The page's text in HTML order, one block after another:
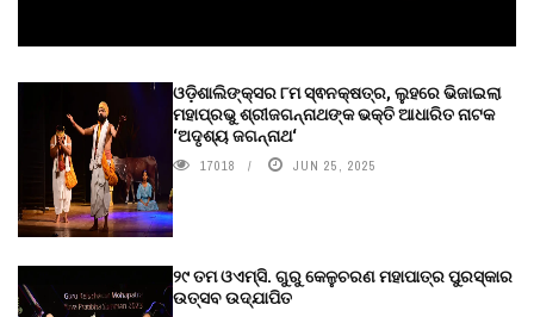
ଓଡ଼ିଶାଲିଙ୍କ୍ସର ୮ମ ସ୍ଵନକ୍ଷତ୍ର, ଲୁହରେ ଭିଜାଇଲା
ମହାପ୍ରଭୁ ଶ୍ରୀଜଗନ୍ନାଥଙ୍କ ଭକ୍ତି ଆଧାରିତ ନାଟକ
‘ଅଦୃଶ୍ୟ ଜଗନ୍ନାଥ‘
17018 JUN 25, 2025
୨୯ ତମ ଓଏମ୍‌ସି. ଗୁରୁ କେଳୁଚରଣ ମହାପାତ୍ର ପୁରସ୍କାର
ଉତ୍ସବ ଉଦ୍‍ଯାପିତ